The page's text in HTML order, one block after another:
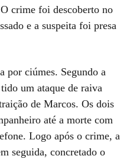
crime foi descoberto no
e a suspeita foi presa
por ciúmes. Segundo a
um ataque de raiva
de Marcos. Os dois
até a morte com
Logo após o crime, a
seguida, concretado o